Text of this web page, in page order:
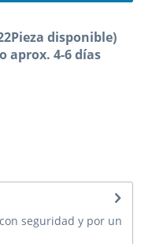
disponible)
aprox. 4-6 días
seguridad y por un